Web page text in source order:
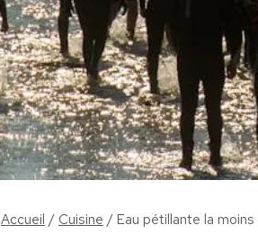
Accueil / Cuisine /Eau pétillante la